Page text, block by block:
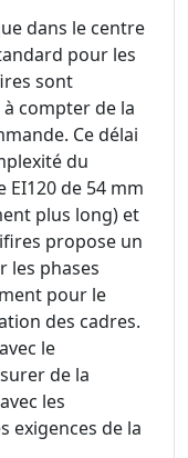
dans le centre
pour les
sont
compter de la
Ce délai
du
EI120 de 54 mm
plus long) et
propose un
les phases
pour le
des cadres.
le
de la
les
exigences de la